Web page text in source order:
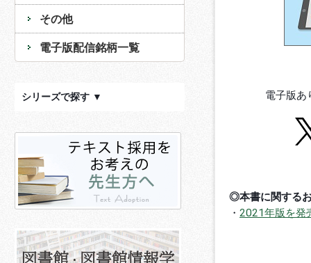
その他
電子版配信銘柄一覧
シリーズで探す ▼ 電子版あ
◎本書に関する
・ 2021年版を発